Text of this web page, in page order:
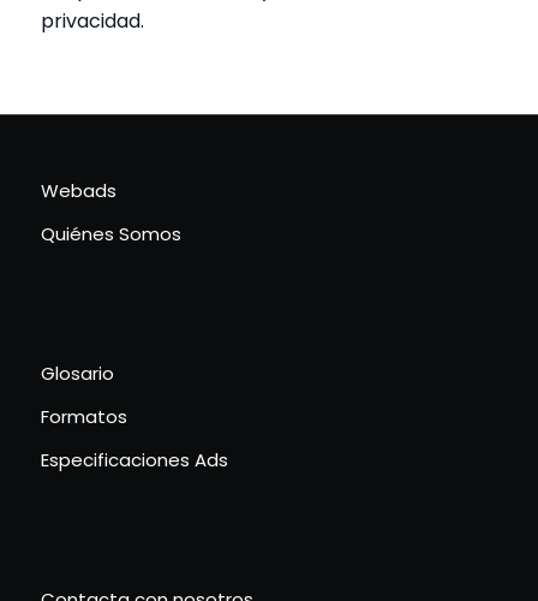
privacidad.
Webads
Quiénes Somos
Glosario
Formatos
Especificaciones Ads